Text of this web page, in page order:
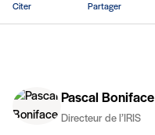
Citer Partager
Pascal Boniface
Directeur de l’IRIS